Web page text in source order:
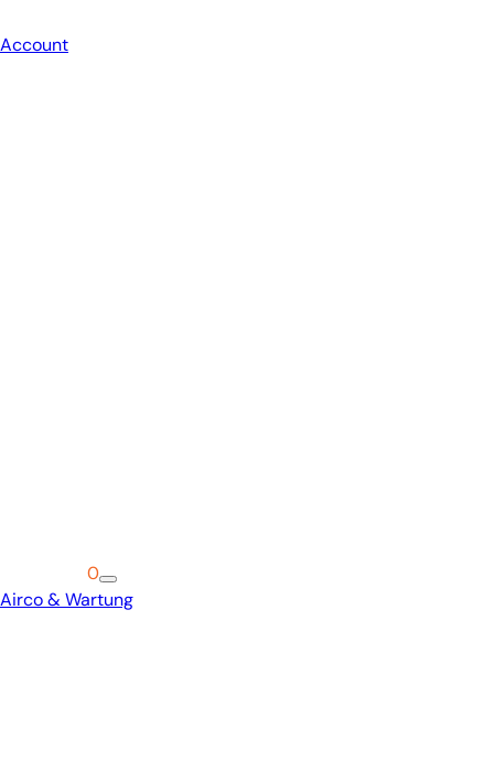
Account
0
Airco & Wartung